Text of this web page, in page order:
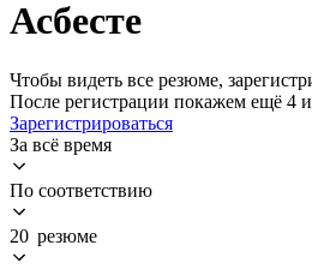
Асбесте
Чтобы видеть все резюме,
После регистрации покажем ещё 4
Зарегистрироваться
За всё время
По соответствию
20 резюме